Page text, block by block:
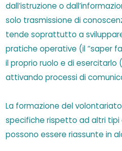
dall’istruzione o
solo trasmissione di
tende soprattutto a
pratiche operative (il “saper
il proprio ruolo e di esercitarlo
attivando processi di
La formazione del
specifiche rispetto ad altri
possono essere riassunte in